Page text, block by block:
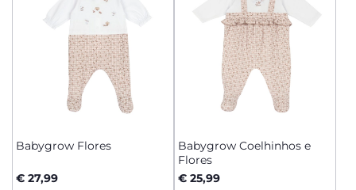
Babygrow Flores
€ 27,99
Babygrow Coelhinhos e
Flores
€ 25,99